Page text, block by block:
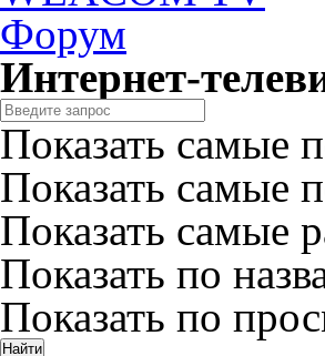
Форум
Интернет-
Показать самые
Показать самые
Показать самые
Показать по
Показать по